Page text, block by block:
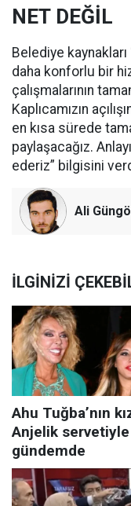
NET DEĞİL
Belediye
daha konforlu bir
çalışmalarının
Kaplıcamızın
en kısa sürede
paylaşacağız.
ederiz” bilgisini
Ali